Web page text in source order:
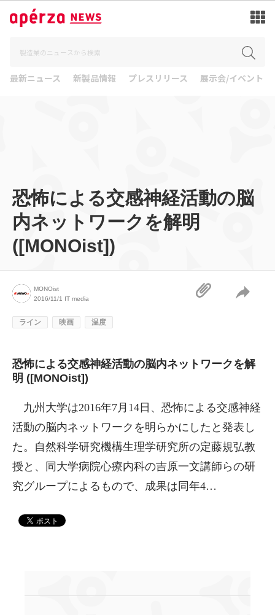
最新ニュース 新製品情報 プレスリリース 展示会/イベント
恐怖による交感神経活動の脳
内ネットワークを解明
([MONOist])
MONOist
2016/11/1 IT media
ライン 映画 温度
恐怖による交感神経活動の脳内ネットワークを解
明 ([MONOist])
九州大学は2016年7月14日、恐怖による交感神経
活動の脳内ネットワークを明らかにしたと発表し
た。自然科学研究機構生理学研究所の定藤規弘教
授と、同大学病院心療内科の吉原一文講師らの研
究グループによるもので、成果は同年4…